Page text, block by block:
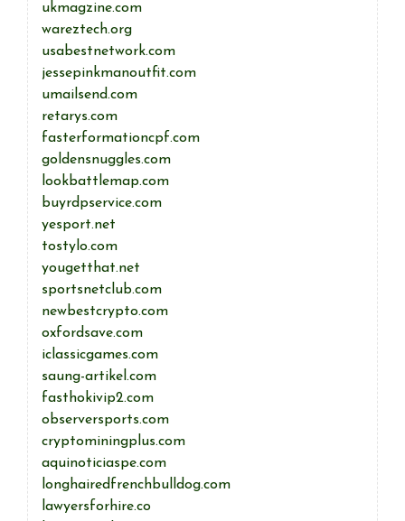
ukmagzine.com
wareztech.org
usabestnetwork.com
jessepinkmanoutfit.com
umailsend.com
retarys.com
fasterformationcpf.com
goldensnuggles.com
lookbattlemap.com
buyrdpservice.com
yesport.net
tostylo.com
yougetthat.net
sportsnetclub.com
newbestcrypto.com
oxfordsave.com
iclassicgames.com
saung-artikel.com
fasthokivip2.com
observersports.com
cryptominingplus.com
aquinoticiaspe.com
longhairedfrenchbulldog.com
lawyersforhire.co